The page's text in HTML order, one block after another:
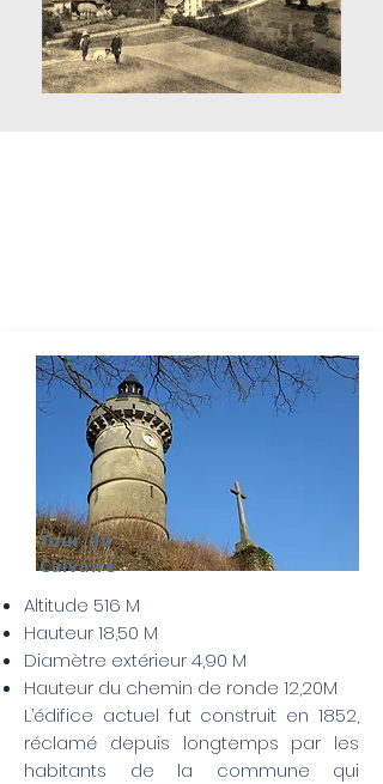
Tour du
Calvaire
Altitude 516 M
Hauteur 18,50 M
Diamètre extérieur 4,90 M
Hauteur du chemin de ronde 12,20M
L’édifice actuel fut construit en 1852,
réclamé depuis longtemps par les
habitants de la commune qui